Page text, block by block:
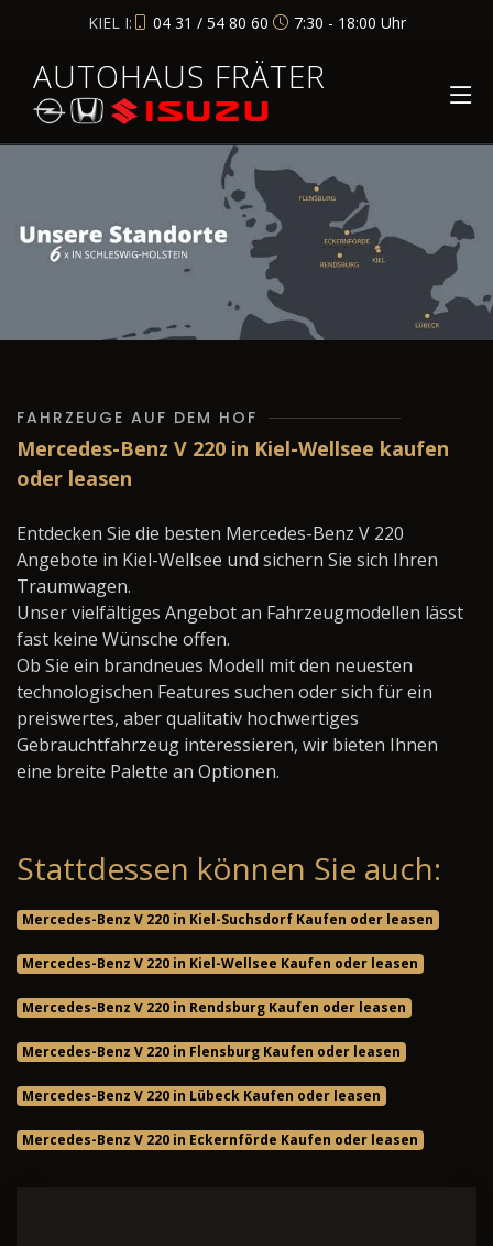
KIEL I: 04 31 / 54 80 60 7:30 - 18:00 Uhr
AUTOHAUS FRÄTER
FAHRZEUGE AUF DEM HOF
Mercedes-Benz V 220 in Kiel-Wellsee kaufen
oder leasen
Entdecken Sie die besten Mercedes-Benz V 220
Angebote in Kiel-Wellsee und sichern Sie sich Ihren
Traumwagen.
Unser vielfältiges Angebot an Fahrzeugmodellen lässt
fast keine Wünsche offen.
Ob Sie ein brandneues Modell mit den neuesten
technologischen Features suchen oder sich für ein
preiswertes, aber qualitativ hochwertiges
Gebrauchtfahrzeug interessieren, wir bieten Ihnen
eine breite Palette an Optionen.
Stattdessen können Sie auch:
Mercedes-Benz V 220 in Kiel-Suchsdorf Kaufen oder leasen
Mercedes-Benz V 220 in Kiel-Wellsee Kaufen oder leasen
Mercedes-Benz V 220 in Rendsburg Kaufen oder leasen
Mercedes-Benz V 220 in Flensburg Kaufen oder leasen
Mercedes-Benz V 220 in Lübeck Kaufen oder leasen
Mercedes-Benz V 220 in Eckernförde Kaufen oder leasen